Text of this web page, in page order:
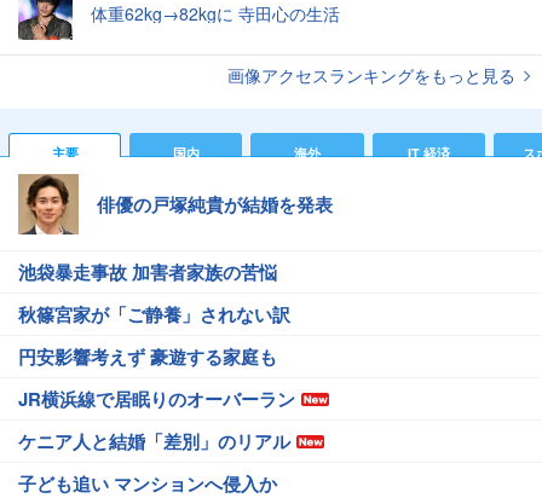
体重62kg→82kgに 寺田心の生活
画像アクセスランキングをもっと見る
主要 国内 海外 IT 経済 ス
俳優の戸塚純貴が結婚を発表
池袋暴走事故 加害者家族の苦悩
秋篠宮家が「ご静養」されない訳
円安影響考えず 豪遊する家庭も
JR横浜線で居眠りのオーバーラン
ケニア人と結婚「差別」のリアル
子ども追い マンションへ侵入か